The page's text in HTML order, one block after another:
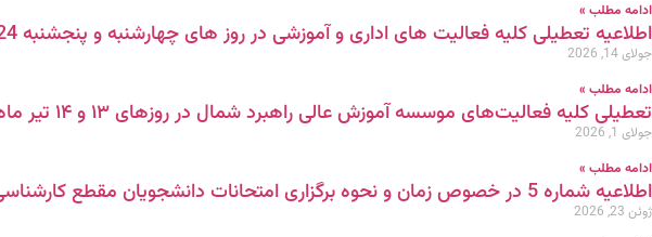
ادامه مطلب »
اطلاعیه تعطیلی کلیه فعالیت های اداری و آموزشی در روز های چهارشنبه و پنجشنبه 24 و 25 تیر ماه 1405
جولای 14, 2026
ادامه مطلب »
تعطیلی کلیه فعالیت‌های موسسه آموزش عالی راهبرد شمال در روزهای ۱۳ و ۱۴ تیر ماه
جولای 1, 2026
ادامه مطلب »
اطلاعیه شماره 5 در خصوص زمان و نحوه برگزاری امتحانات دانشجویان مقطع کارشناسی ارشد
ژوئن 23, 2026